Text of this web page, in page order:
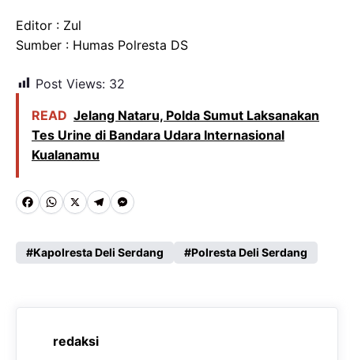
Editor : Zul
Sumber : Humas Polresta DS
Post Views: 32
READ Jelang Nataru, Polda Sumut Laksanakan
Tes Urine di Bandara Udara Internasional
Kualanamu
F
c
b
W
a
s
A
X T
l
g
r
M
s
e
Kapolresta Deli Serdang Polresta Deli Serdang
redaksi